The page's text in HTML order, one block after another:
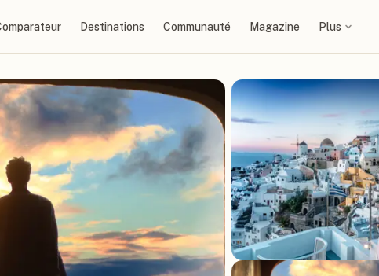
Destinations Communauté Magazine Plus